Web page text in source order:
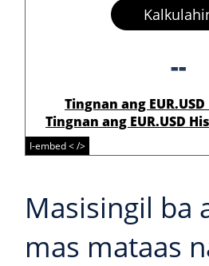
--
Tingnan ang
Tingnan ang EUR.USD
I-embed < />
Masisingil ba
mas mataas